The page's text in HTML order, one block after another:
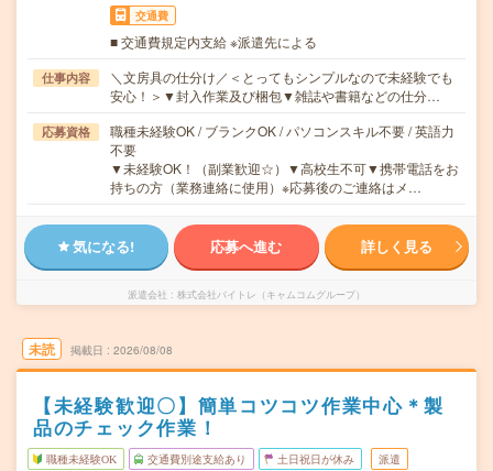
交通費
■ 交通費規定内支給 ※派遣先による
仕事内容
＼文房具の仕分け／＜とってもシンプルなので未経験でも
安心！＞▼封入作業及び梱包▼雑誌や書籍などの仕分…
応募資格
職種未経験OK / ブランクOK / パソコンスキル不要 / 英語力
不要
▼未経験OK！（副業歓迎☆）▼高校生不可▼携帯電話をお
持ちの方（業務連絡に使用）※応募後のご連絡はメ…
気になる! 応募へ進む 詳しく見る
派遣会社 株式会社バイトレ（キャムコムグループ）
未読 掲載日 2026/08/08
【未経験歓迎〇】簡単コツコツ作業中心＊製
品のチェック作業！
職種未経験OK 交通費別途支給あり 土日祝日が休み 派遣